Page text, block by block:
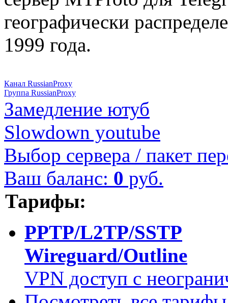
географически
1999 года.
Канал RussianProxy
Группа RussianProxy
Замедление ютуб
Slowdown youtube
Выбор сервера / пакет
Ваш баланс: 0 руб.
Тарифы:
PPTP/L2TP/SSTP
Wireguard/Outline
VPN доступ с